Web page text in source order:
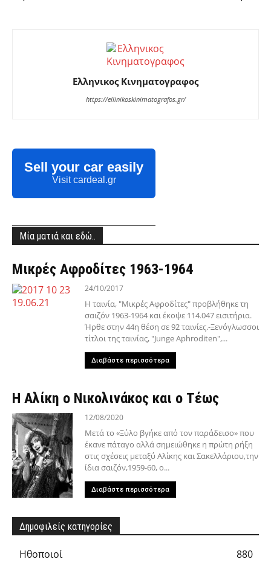
Ελληνικος Κινηματογραφος
https://ellinikoskinimatografos.gr/
Sell your car easily
Visit cardeal.gr
Μία ματιά και εδώ..
Μικρές Αφροδίτες 1963-1964
24/10/2017
Η ταινία, "Μικρές Αφροδίτες" προβλήθηκε τη
σαιζόν 1963-1964 και έκοψε 114.047 εισιτήρια.
Ήρθε στην 44η θέση σε 92 ταινίες.-Ξενόγλωσσοι
τίτλοι της ταινίας, "Junge Aphroditen",...
Διαβάστε περισσότερα
Η Αλίκη ο Νικολινάκος και ο Τέως
12/08/2020
Μετά το «Ξύλο βγήκε από τον παράδεισο» που
έκανε πάταγο αλλά σημειώθηκε η πρώτη ρήξη
στις σχέσεις μεταξύ Αλίκης και Σακελλάριου,την
ίδια σαιζόν,1959-60, ο...
Διαβάστε περισσότερα
Δημοφιλείς κατηγορίες
Hθοποιοί
880